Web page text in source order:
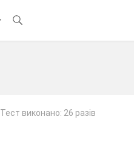
Тест виконано: 26 разів